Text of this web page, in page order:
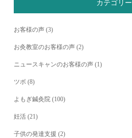
カテゴリー
お客様の声 (3)
お灸教室のお客様の声 (2)
ニュースキャンのお客様の声 (1)
ツボ (8)
よもぎ鍼灸院 (100)
妊活 (21)
子供の発達支援 (2)